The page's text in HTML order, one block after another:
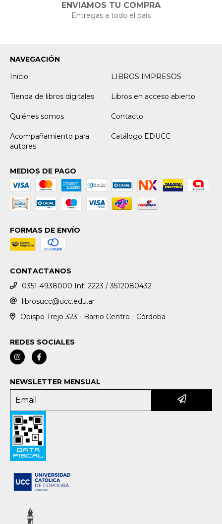
ENVIAMOS TU COMPRA
Entregas a todo el país
NAVEGACIÓN
Inicio
LIBROS IMPRESOS
Tienda de libros digitales Libros en acceso abierto
Quiénes somos Contacto
Acompañamiento para
autores
Catálogo EDUCC
MEDIOS DE PAGO
FORMAS DE ENVÍO
CONTACTANOS
0351-4938000 Int. 2223 / 3512080432
librosucc@ucc.edu.ar
Obispo Trejo 323 - Barrio Centro - Córdoba
REDES SOCIALES
NEWSLETTER MENSUAL